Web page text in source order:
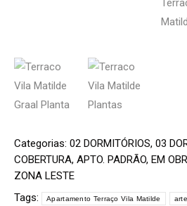
Categorias: 02 DORMITÓRIOS, 03
COBERTURA, APTO. PADRÃO, EM
ZONA LESTE
Tags:
Apartamento Terraço Vila Matilde